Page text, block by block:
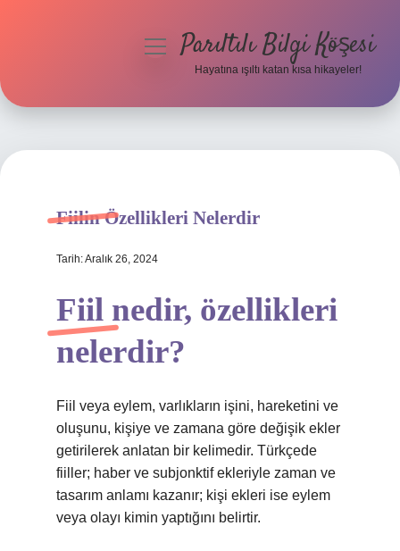
Hakkımızda
menüyüParıltılı Bilgi Köşesi
Hayatına ışıltı katan kısa hikayeler!
Fiilin Özellikleri Nelerdir
Tarih: Aralık 26, 2024
Fiil nedir, özellikleri
nelerdir?
Fiil veya eylem, varlıkların işini, hareketini ve
oluşunu, kişiye ve zamana göre değişik ekler
getirilerek anlatan bir kelimedir. Türkçede
fiiller; haber ve subjonktif ekleriyle zaman ve
tasarım anlamı kazanır; kişi ekleri ise eylem
veya olayı kimin yaptığını belirtir.